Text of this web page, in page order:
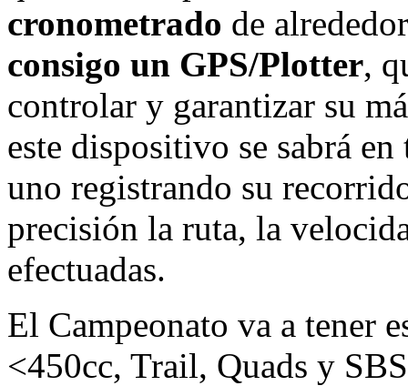
cronometrado de
consigo un GPS/Plotter,
controlar y garantizar su
este dispositivo se sabrá
uno registrando su
precisión la ruta, la
efectuadas.
El Campeonato va a tener
<450cc, Trail, Quads y